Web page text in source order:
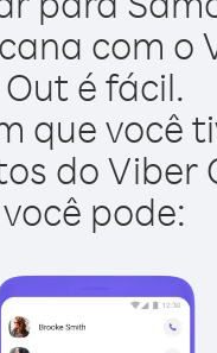
com o
Out é fácil.
que você
do Viber
você pode: